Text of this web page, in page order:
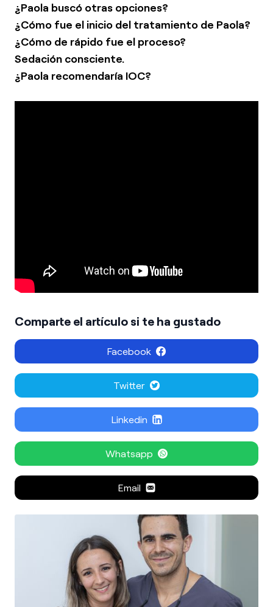
¿Paola buscó otras opciones?
¿Cómo fue el inicio del tratamiento de Paola?
¿Cómo de rápido fue el proceso?
Sedación consciente.
¿Paola recomendaría IOC?
Comparte el artículo si te ha gustado
Facebook
Twitter
Linkedin
Whatsapp
Email